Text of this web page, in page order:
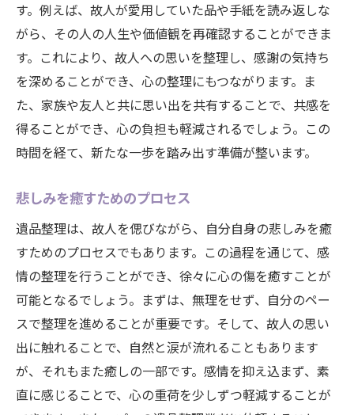
す。例えば、故人が愛用していた品や手紙を読み返しな
がら、その人の人生や価値観を再確認することができま
す。これにより、故人への思いを整理し、感謝の気持ち
を深めることができ、心の整理にもつながります。ま
た、家族や友人と共に思い出を共有することで、共感を
得ることができ、心の負担も軽減されるでしょう。この
時間を経て、新たな一歩を踏み出す準備が整います。
悲しみを癒すためのプロセス
遺品整理は、故人を偲びながら、自分自身の悲しみを癒
すためのプロセスでもあります。この過程を通じて、感
情の整理を行うことができ、徐々に心の傷を癒すことが
可能となるでしょう。まずは、無理をせず、自分のペー
スで整理を進めることが重要です。そして、故人の思い
出に触れることで、自然と涙が流れることもあります
が、それもまた癒しの一部です。感情を抑え込まず、素
直に感じることで、心の重荷を少しずつ軽減することが